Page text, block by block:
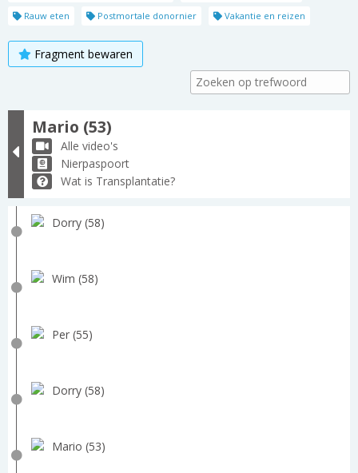
Rauw eten
Postmortale donornier Vakantie en reizen
Fragment bewaren
Mario (53)
Alle video's
Nierpaspoort
Wat is Transplantatie?
Dorry (58)
Wim (58)
Per (55)
Dorry (58)
Mario (53)